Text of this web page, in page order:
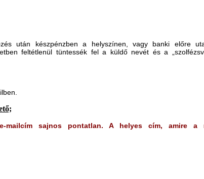
után készpénzben a helyszínen, vagy banki előre
feltétlenül tüntessék fel a küldő nevét és a
mailcím sajnos pontatlan. A helyes cím, amire a